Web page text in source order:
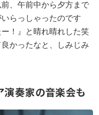
、午前中から夕方まで
らっしゃったのです
！』と晴れ晴れした笑
かったなと、しみじみ
奏家の音楽会も